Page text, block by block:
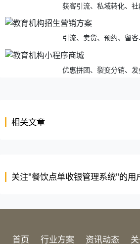
获客引流、私域转化、
引流、卖货、预约、留
优惠拼团、裂变分销、
相关文章
关注"餐饮点单收银管理系统"的用
首页 行业方案 资讯动态